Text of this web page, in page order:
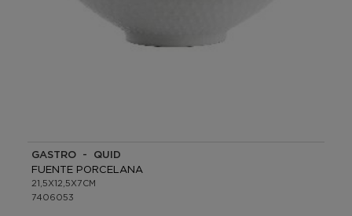
GASTRO - QUID
FUENTE PORCELANA
21,5X12,5X7CM
7406053